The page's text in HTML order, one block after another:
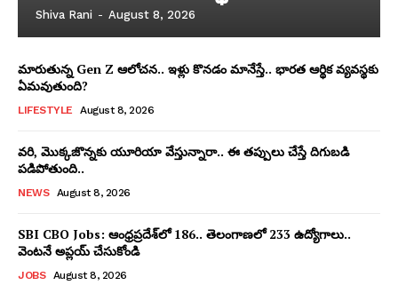
Shiva Rani - August 8, 2026
మారుతున్న Gen Z ఆలోచన.. ఇళ్లు కొనడం మానేస్తే.. భారత ఆర్థిక వ్యవస్థకు
ఏమవుతుంది?
LIFESTYLE August 8, 2026
వరి, మొక్కజొన్నకు యూరియా వేస్తున్నారా.. ఈ తప్పులు చేస్తే దిగుబడి
పడిపోతుంది..
NEWS August 8, 2026
SBI CBO Jobs: ఆంధ్రప్రదేశ్‌లో 186.. తెలంగాణలో 233 ఉద్యోగాలు..
వెంటనే అప్లయ్‌ చేసుకోండి
JOBS August 8, 2026